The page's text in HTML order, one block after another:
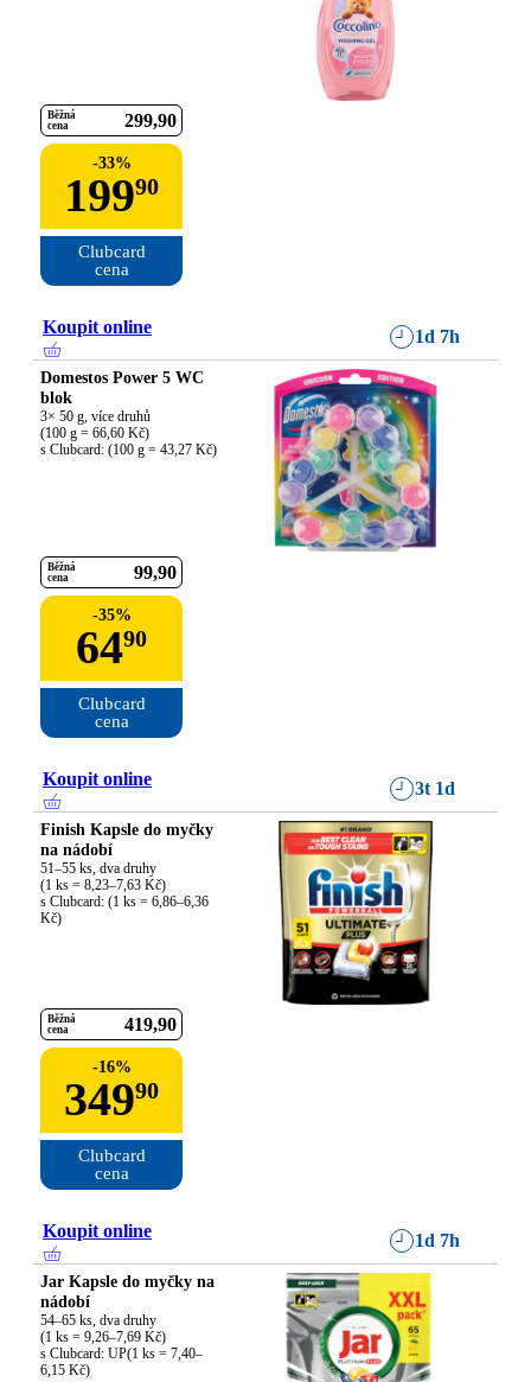
Běžná
cena
299 90
-33%
19990
Clubcard
cena
Koupit online 1d 7h
Domestos Power 5 WC
blok
3× 50 g, více druhů
(100 g = 66,60 Kč)
s Clubcard: (100 g = 43,27 Kč)
Běžná
cena
99 90
-35%
6490
Clubcard
cena
Koupit online 3t 1d
Finish Kapsle do myčky
na nádobí
51–55 ks, dva druhy
(1 ks = 8,23–7,63 Kč)
s Clubcard: (1 ks = 6,86–6,36
Kč)
Běžná
cena
419 90
-16%
34990
Clubcard
cena
Koupit online 1d 7h
Jar Kapsle do myčky na
nádobí
54–65 ks, dva druhy
(1 ks = 9,26–7,69 Kč)
s Clubcard: UP(1 ks = 7,40–
6,15 Kč)